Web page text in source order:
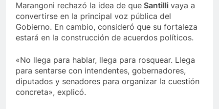
Marangoni rechazó la idea de que Santilli vaya a
convertirse en la principal voz pública del
Gobierno. En cambio, consideró que su fortaleza
estará en la construcción de acuerdos políticos.
«No llega para hablar, llega para rosquear. Llega
para sentarse con intendentes, gobernadores,
diputados y senadores para organizar la cuestión
concreta», explicó.